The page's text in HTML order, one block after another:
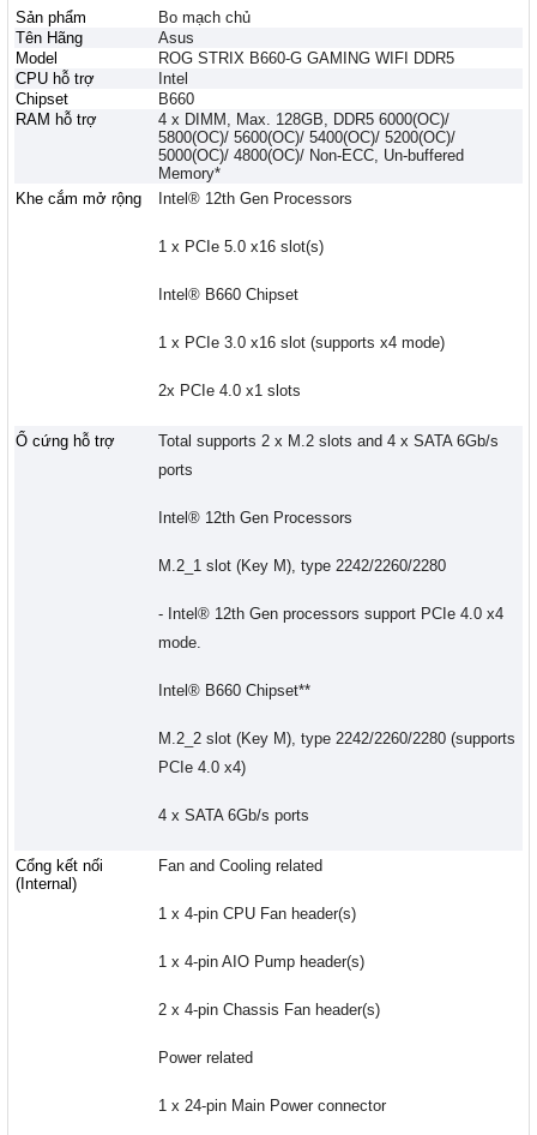
Sản phẩm
Bo mạch chủ
Tên Hãng
Asus
Model
ROG STRIX B660-G GAMING WIFI DDR5
CPU hỗ trợ
Intel
Chipset
B660
RAM hỗ trợ
4 x DIMM, Max. 128GB, DDR5 6000(OC)/
5800(OC)/ 5600(OC)/ 5400(OC)/ 5200(OC)/
5000(OC)/ 4800(OC)/ Non-ECC, Un-buffered
Memory*
Khe cắm mở rộng
Intel® 12th Gen Processors
1 x PCIe 5.0 x16 slot(s)
Intel® B660 Chipset
1 x PCIe 3.0 x16 slot (supports x4 mode)
2x PCIe 4.0 x1 slots
Ổ cứng hỗ trợ
Total supports 2 x M.2 slots and 4 x SATA 6Gb/s
ports
Intel® 12th Gen Processors
M.2_1 slot (Key M), type 2242/2260/2280
- Intel® 12th Gen processors support PCIe 4.0 x4
mode.
Intel® B660 Chipset**
M.2_2 slot (Key M), type 2242/2260/2280 (supports
PCIe 4.0 x4)
4 x SATA 6Gb/s ports
Cổng kết nối
(Internal)
Fan and Cooling related
1 x 4-pin CPU Fan header(s)
1 x 4-pin AIO Pump header(s)
2 x 4-pin Chassis Fan header(s)
Power related
1 x 24-pin Main Power connector